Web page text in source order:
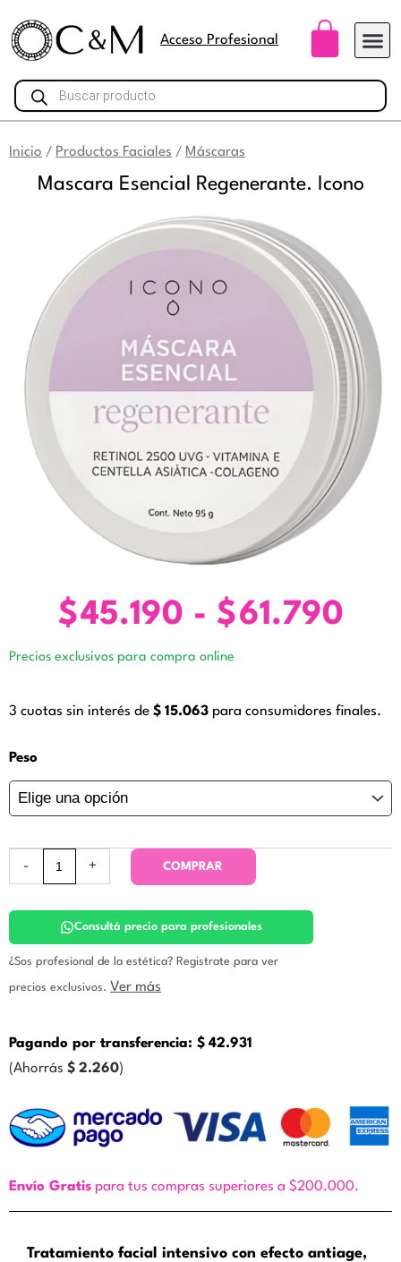
contenido
Acceso Profesional
Búsqueda
de
productos
Inicio / Productos Faciales / Máscaras
Mascara Esencial Regenerante. Icono
$45.190 - $61.790
Precios exclusivos para compra online
3 cuotas sin interés de $ 15.063 para consumidores finales.
Peso
-
Mascara
Regenerante.
Icono
+ COMPRAR
Consultá precio para profesionales
¿Sos profesional de la estética? Registrate para ver
precios exclusivos. Ver más
Pagando por transferencia: $ 42.931
(Ahorrás $ 2.260)
Envío Gratis para tus compras superiores a $200.000.
Tratamiento facial intensivo con efecto antiage,